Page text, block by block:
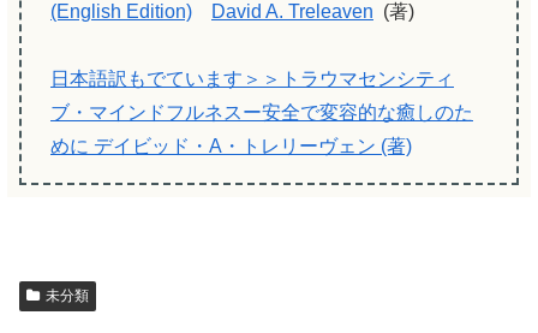
(English Edition)
David A. Treleaven (著)
日本語訳もでています＞＞トラウマセンシティ
ブ・マインドフルネスー安全で変容的な癒しのた
めに デイビッド・A・トレリーヴェン (著)
未分類